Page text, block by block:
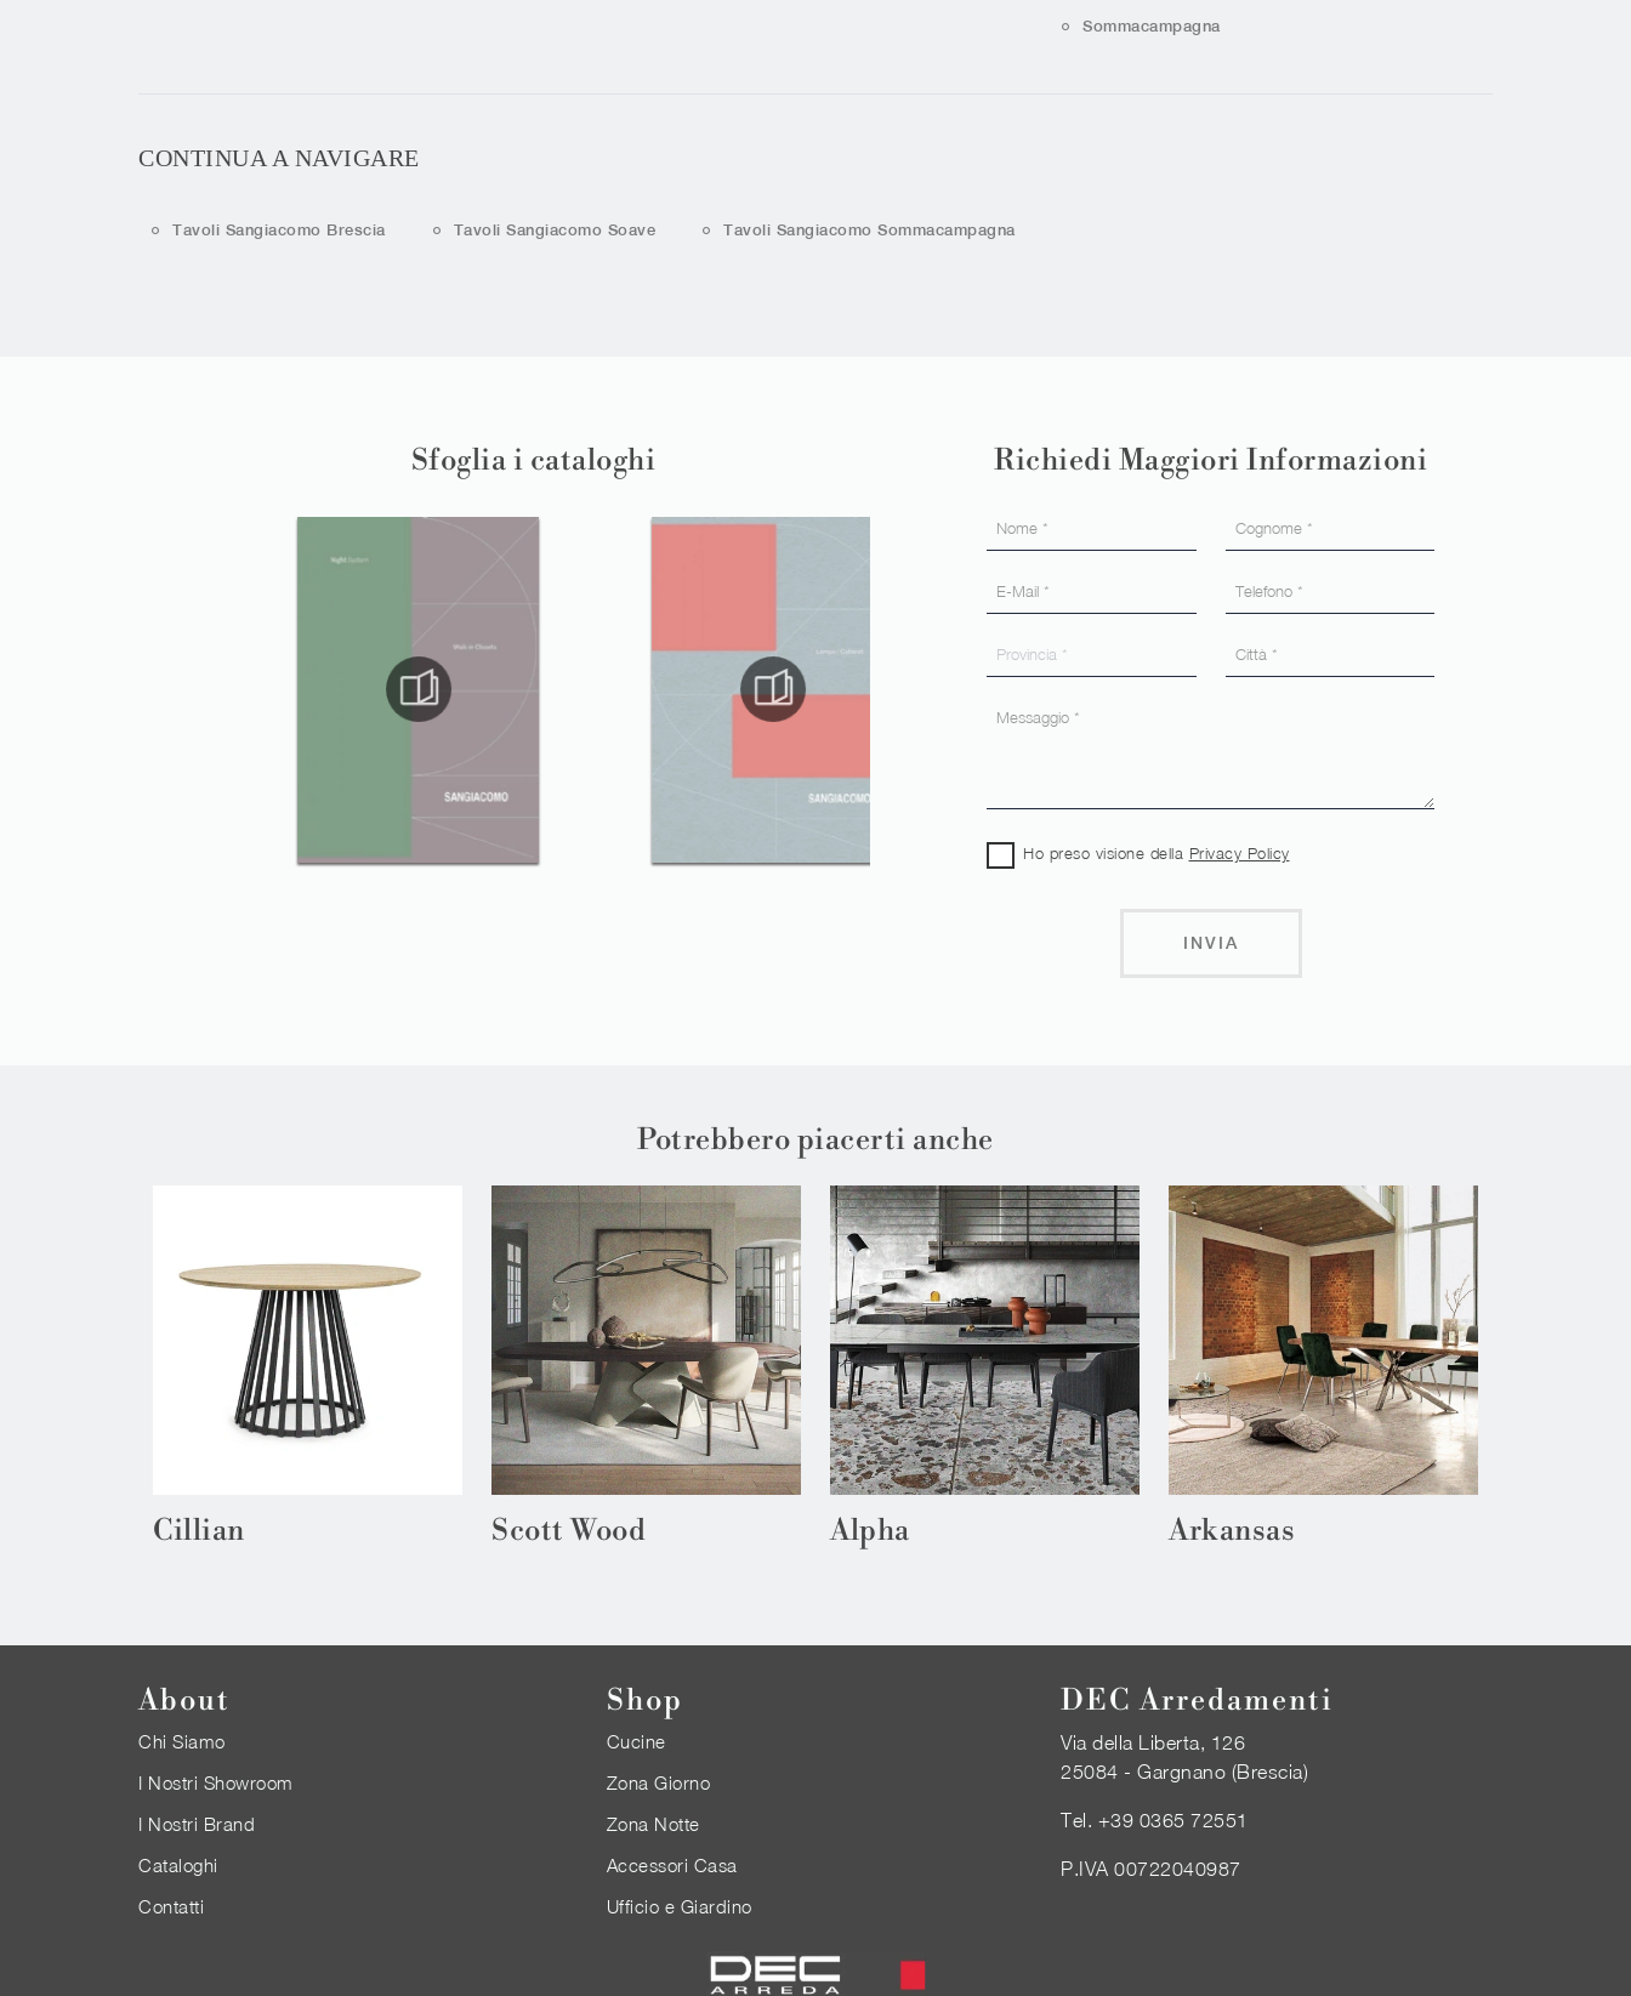
Sommacampagna
CONTINUA A NAVIGARE
Tavoli Sangiacomo Brescia Tavoli Sangiacomo Soave Tavoli Sangiacomo Sommacampagna
Sfoglia i cataloghi Richiedi Maggiori Informazioni
Ho preso visione della Privacy Policy
INVIA
Potrebbero piacerti anche
Cillian Scott Wood Alpha Arkansas
About
Chi Siamo
I Nostri Showroom
I Nostri Brand
Cataloghi
Contatti
Shop
Cucine
Zona Giorno
Zona Notte
Accessori Casa
Ufficio e Giardino
DEC Arredamenti
Via della Liberta, 126
25084 - Gargnano (Brescia)
Tel. +39 0365 72551
P.IVA 00722040987